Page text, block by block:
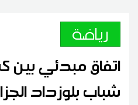
رياضة
اتفاق مبدئي بين
شباب بلوزداد